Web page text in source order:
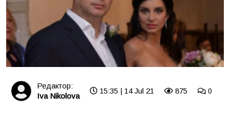
Редактор:
Iva Nikolova
15:35 | 14 Jul 21 875 0